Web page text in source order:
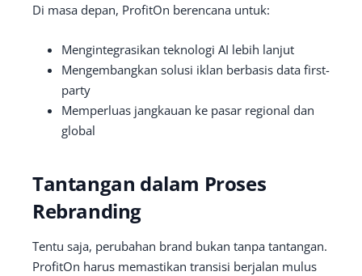
Di masa depan, ProfitOn berencana untuk:
Mengintegrasikan teknologi AI lebih lanjut
Mengembangkan solusi iklan berbasis data first-
party
Memperluas jangkauan ke pasar regional dan
global
Tantangan dalam Proses
Rebranding
Tentu saja, perubahan brand bukan tanpa tantangan.
ProfitOn harus memastikan transisi berjalan mulus